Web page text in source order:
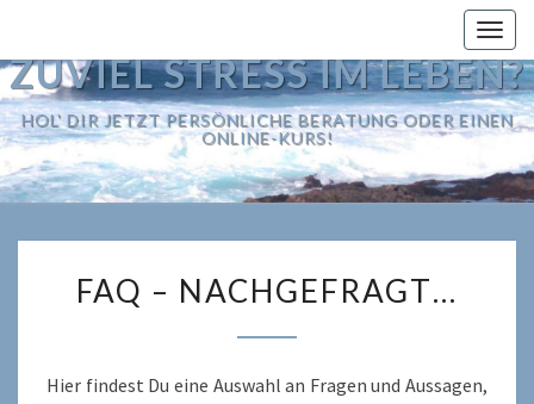
ZUVIEL STRESS IM LEBEN?
HOL' DIR JETZT PERSÖNLICHE BERATUNG ODER EINEN
ONLINE-KURS!
–
FAQ – NACHGEFRAGT…
Hier findest Du eine Auswahl an Fragen und Aussagen,